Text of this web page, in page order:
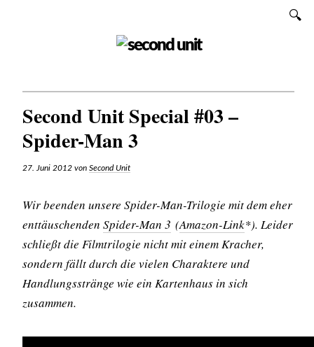
Second Unit Special #03 –
Spider-Man 3
27. Juni 2012 von Second Unit
Wir beenden unsere Spider-Man-Trilogie mit dem eher
enttäuschenden Spider-Man 3 (Amazon-Link*). Leider
schließt die Filmtrilogie nicht mit einem Kracher,
sondern fällt durch die vielen Charaktere und
Handlungsstränge wie ein Kartenhaus in sich
zusammen.